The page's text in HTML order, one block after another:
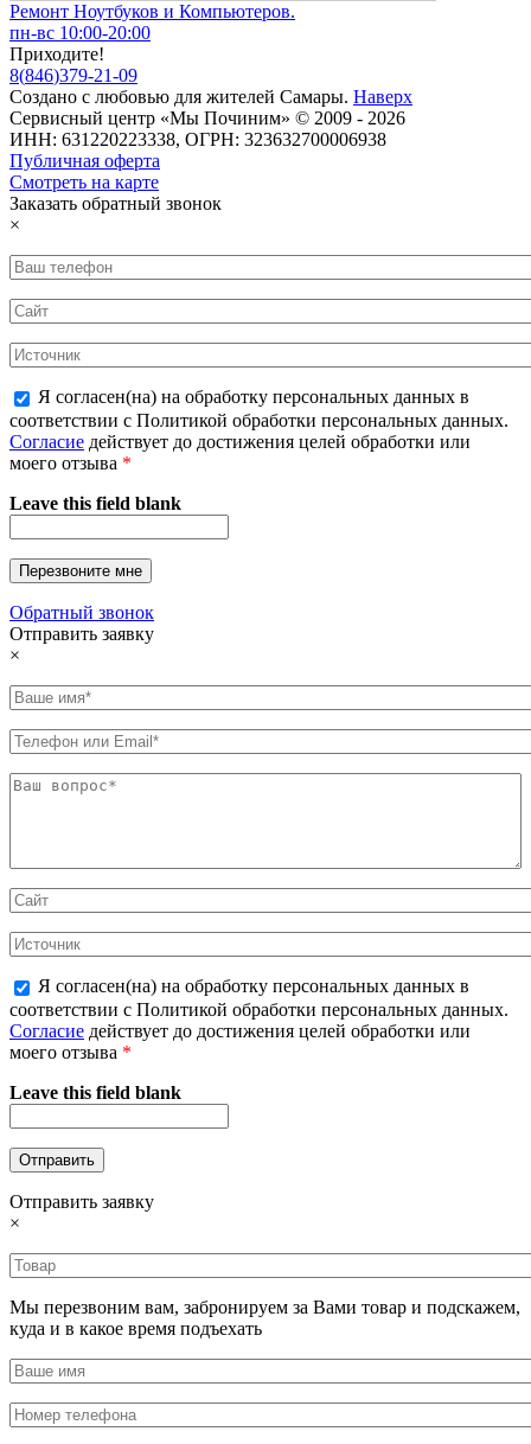
Ремонт Ноутбуков и Компьютеров.
пн-вс 10:00-20:00
Приходите!
8(846)379-21-09
Создано с любовью для жителей Самары. Наверх
Сервисный центр «Мы Починим» © 2009 - 2026
ИНН: 631220223338, ОГРН: 323632700006938
Публичная оферта
Смотреть на карте
Заказать обратный звонок
×
Я согласен(на) на обработку персональных данных в
соответствии с Политикой обработки персональных данных.
Согласие действует до достижения целей обработки или
моего отзыва *
Leave this field blank
Обратный звонок
Отправить заявку
×
Я согласен(на) на обработку персональных данных в
соответствии с Политикой обработки персональных данных.
Согласие действует до достижения целей обработки или
моего отзыва *
Leave this field blank
Отправить заявку
×
Мы перезвоним вам, забронируем за Вами товар и подскажем,
куда и в какое время подъехать